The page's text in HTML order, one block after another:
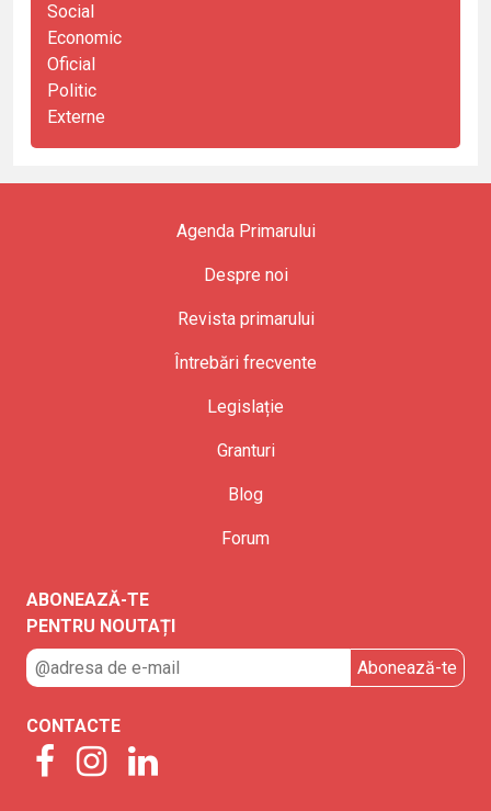
Social
Economic
Oficial
Politic
Externe
Agenda Primarului
Despre noi
Revista primarului
Întrebări frecvente
Legislație
Granturi
Blog
Forum
ABONEAZĂ-TE
PENTRU NOUTAȚI
CONTACTE